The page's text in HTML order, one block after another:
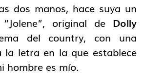
dos manos, hace suya un
original de Dolly
del country, con una
la letra en la que establece
hombre es mío.